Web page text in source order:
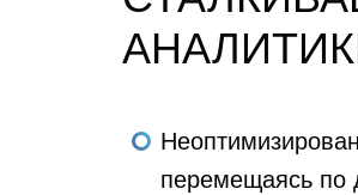
перемещаясь по